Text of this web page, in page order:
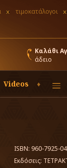
τιμοκατάλογοι
Καλάθι
άδειο
Videos
ISBN: 960-7925-
Εκδόσεις: